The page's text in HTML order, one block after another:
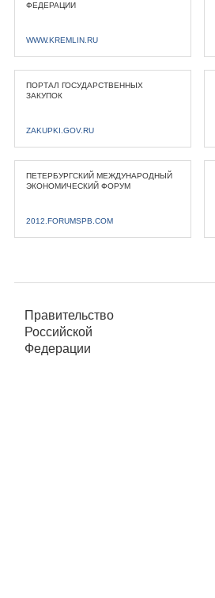
ФЕДЕРАЦИИ
WWW.KREMLIN.RU
ПОРТАЛ ГОСУДАРСТВЕННЫХ
ЗАКУПОК
ZAKUPKI.GOV.RU
ПЕТЕРБУРГСКИЙ МЕЖДУНАРОДНЫЙ
ЭКОНОМИЧЕСКИЙ ФОРУМ
2012.FORUMSPB.COM
Правительство
Российской
Федерации